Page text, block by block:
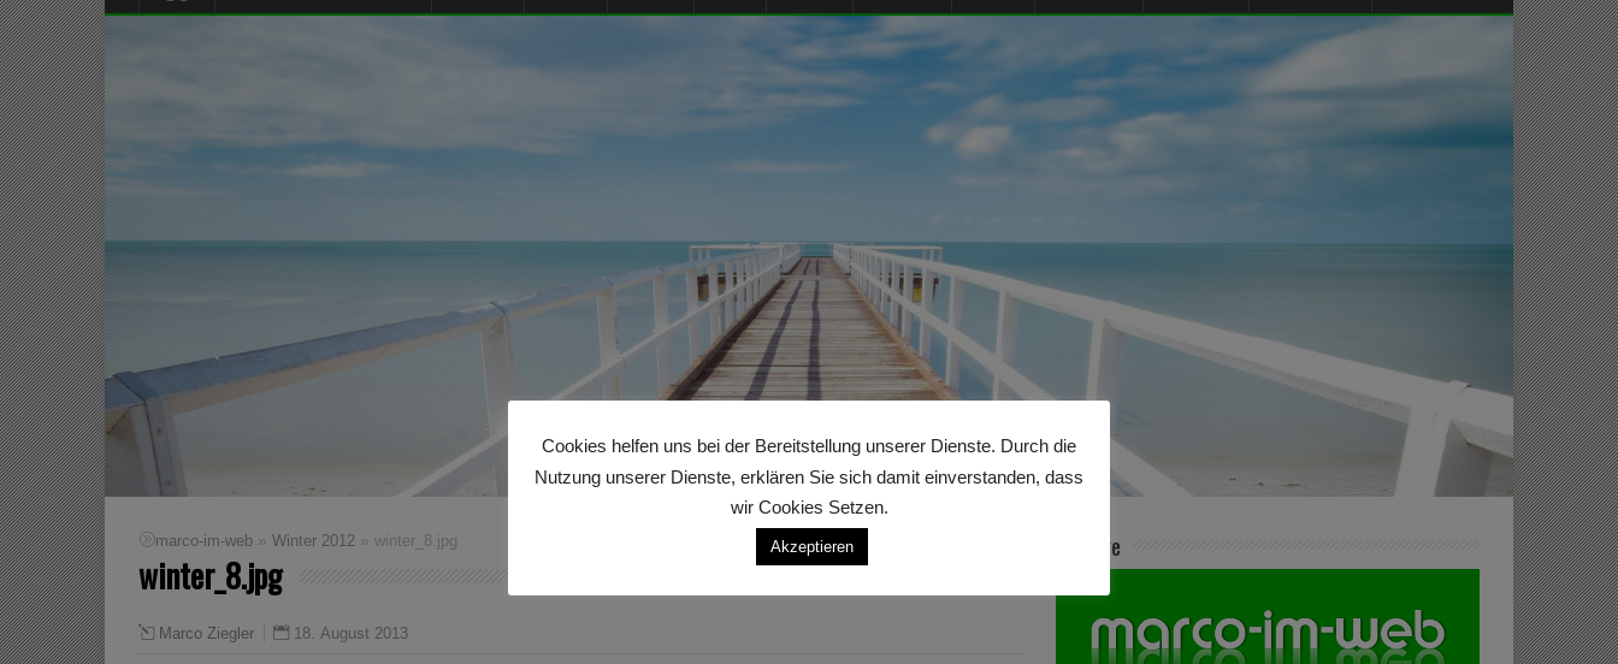
marco-im-web » Winter 2012 » winter_8.jpg
winter_8.jpg
Marco Ziegler 18. August 2013
Anzeige
Cookies helfen uns bei der Bereitstellung unserer Dienste. Durch die
Nutzung unserer Dienste, erklären Sie sich damit einverstanden, dass
wir Cookies Setzen.
Akzeptieren